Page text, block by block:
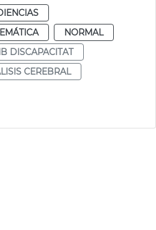
NORMAL
DISCAPACITAT
CEREBRAL